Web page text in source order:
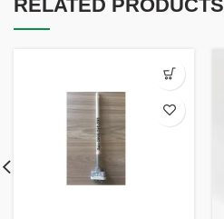
RELATED PRODUCTS